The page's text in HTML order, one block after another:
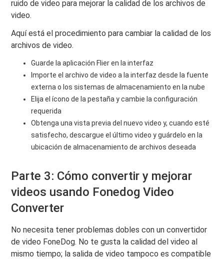
ruido de video para mejorar la calidad de los archivos de
video.
Aquí está el procedimiento para cambiar la calidad de los
archivos de video.
Guarde la aplicación Flier en la interfaz
Importe el archivo de video a la interfaz desde la fuente
externa o los sistemas de almacenamiento en la nube
Elija el ícono de la pestaña y cambie la configuración
requerida
Obtenga una vista previa del nuevo video y, cuando esté
satisfecho, descargue el último video y guárdelo en la
ubicación de almacenamiento de archivos deseada
Parte 3: Cómo convertir y mejorar
videos usando Fonedog Video
Converter
No necesita tener problemas dobles con un convertidor
de video FoneDog. No te gusta la calidad del video al
mismo tiempo; la salida de video tampoco es compatible